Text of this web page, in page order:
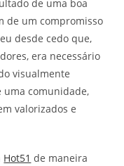
de uma boa
de um compromisso
desde cedo que,
era necessário
visualmente
uma comunidade,
valorizados e
Hot51 de maneira